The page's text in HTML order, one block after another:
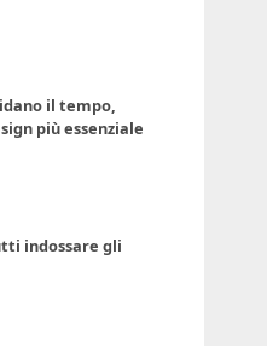
il tempo,
più essenziale
indossare gli